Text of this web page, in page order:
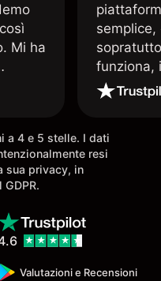
Mi ha
funziona,
Davide e'
spiega
a 4 e 5 stelle. I dati
resi
sua privacy, in
Valutazioni e Recensioni